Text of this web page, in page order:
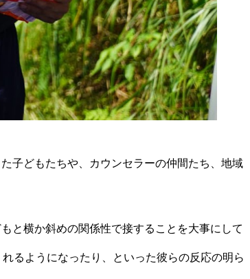
子どもたちや、カウンセラーの仲間たち、地域
と横か斜めの関係性で接することを大事にして
るようになったり、といった彼らの反応の明ら